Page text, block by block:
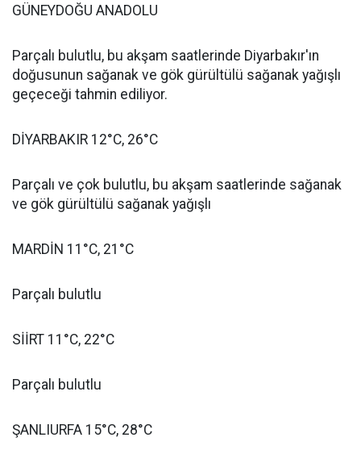
GÜNEYDOĞU ANADOLU
Parçalı bulutlu, bu akşam saatlerinde Diyarbakır'ın
doğusunun sağanak ve gök gürültülü sağanak yağışlı
geçeceği tahmin ediliyor.
DİYARBAKIR 12°C, 26°C
Parçalı ve çok bulutlu, bu akşam saatlerinde sağanak
ve gök gürültülü sağanak yağışlı
MARDİN 11°C, 21°C
Parçalı bulutlu
SİİRT 11°C, 22°C
Parçalı bulutlu
ŞANLIURFA 15°C, 28°C